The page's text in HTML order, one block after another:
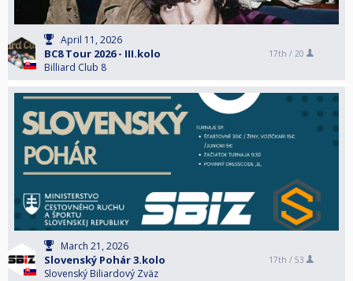
April 11, 2026
BC8 Tour 2026 - III.kolo
Billiard Club 8
17th / 20
March 21, 2026
Slovenský Pohár 3.kolo
Slovenský Biliardový Zväz
17th / 53